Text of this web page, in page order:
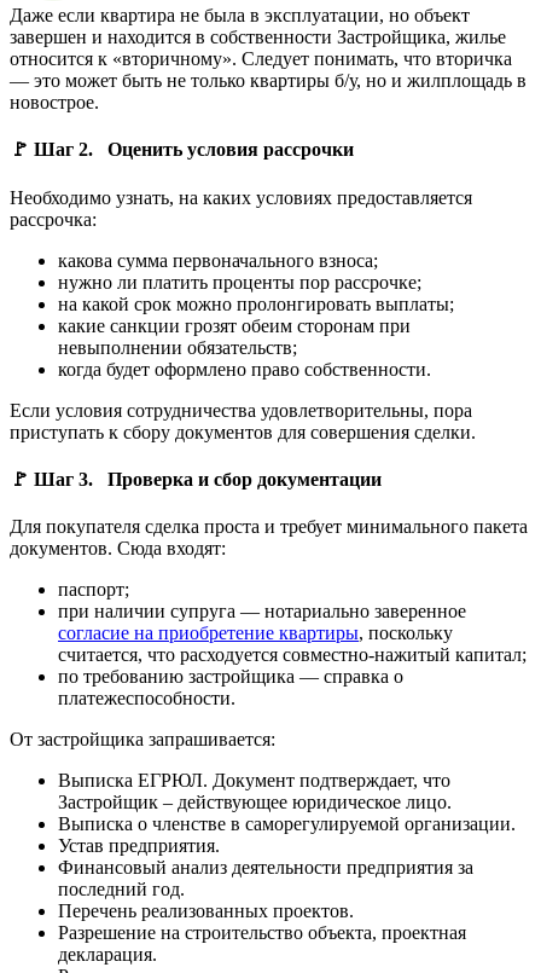
Даже если квартира не была в эксплуатации, но объект
завершен и находится в собственности Застройщика, жилье
относится к «вторичному». Следует понимать, что вторичка
— это может быть не только квартиры б/у, но и жилплощадь в
новострое.
🚩 Шаг 2. Оценить условия рассрочки
Необходимо узнать, на каких условиях предоставляется
рассрочка:
какова сумма первоначального взноса;
нужно ли платить проценты пор рассрочке;
на какой срок можно пролонгировать выплаты;
какие санкции грозят обеим сторонам при
невыполнении обязательств;
когда будет оформлено право собственности.
Если условия сотрудничества удовлетворительны, пора
приступать к сбору документов для совершения сделки.
🚩 Шаг 3. Проверка и сбор документации
Для покупателя сделка проста и требует минимального пакета
документов. Сюда входят:
паспорт;
при наличии супруга — нотариально заверенное
согласие на приобретение квартиры, поскольку
считается, что расходуется совместно-нажитый капитал;
по требованию застройщика — справка о
платежеспособности.
От застройщика запрашивается:
Выписка ЕГРЮЛ. Документ подтверждает, что
Застройщик – действующее юридическое лицо.
Выписка о членстве в саморегулируемой организации.
Устав предприятия.
Финансовый анализ деятельности предприятия за
последний год.
Перечень реализованных проектов.
Разрешение на строительство объекта, проектная
декларация.